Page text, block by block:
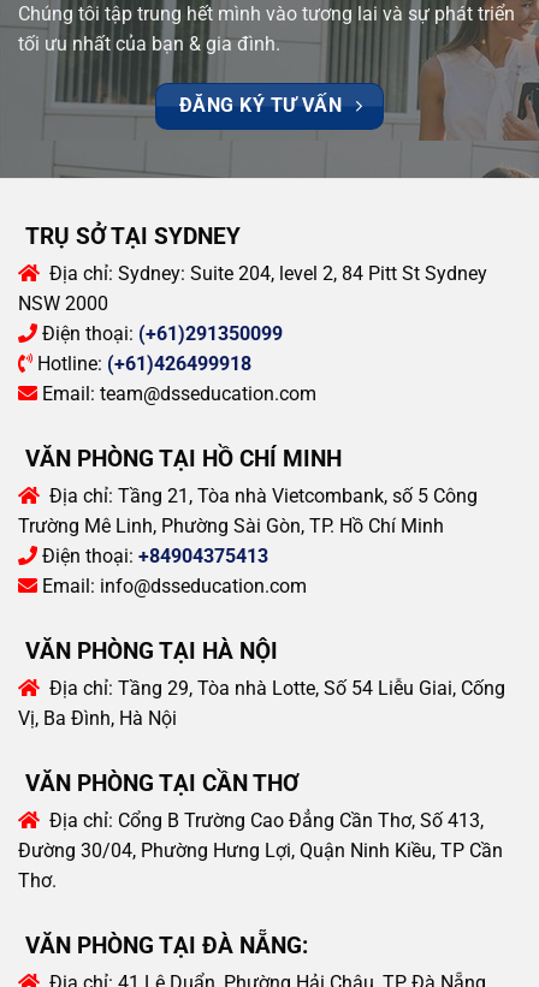
Chúng tôi tập trung hết mình vào tương lai và sự phát triển
tối ưu nhất của bạn & gia đình.
ĐĂNG KÝ TƯ VẤN
TRỤ SỞ TẠI SYDNEY
Địa chỉ: Sydney: Suite 204, level 2, 84 Pitt St Sydney
NSW 2000
Điện thoại: (+61)291350099
Hotline: (+61)426499918
Email: team@dsseducation.com
VĂN PHÒNG TẠI HỒ CHÍ MINH
Địa chỉ: Tầng 21, Tòa nhà Vietcombank, số 5 Công
Trường Mê Linh, Phường Sài Gòn, TP. Hồ Chí Minh
Điện thoại: +84904375413
Email: info@dsseducation.com
VĂN PHÒNG TẠI HÀ NỘI
Địa chỉ: Tầng 29, Tòa nhà Lotte, Số 54 Liễu Giai, Cống
Vị, Ba Đình, Hà Nội
VĂN PHÒNG TẠI CẦN THƠ
Địa chỉ: Cổng B Trường Cao Đẳng Cần Thơ, Số 413,
Đường 30/04, Phường Hưng Lợi, Quận Ninh Kiều, TP Cần
Thơ.
VĂN PHÒNG TẠI ĐÀ NẴNG: